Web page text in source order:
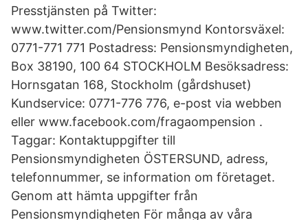
Presstjänsten på Twitter:
www.twitter.com/Pensionsmynd Kontorsväxel:
0771-771 771 Postadress: Pensionsmyndigheten,
Box 38190, 100 64 STOCKHOLM Besöksadress:
Hornsgatan 168, Stockholm (gårdshuset)
Kundservice: 0771-776 776, e-post via webben
eller www.facebook.com/fragaompension .
Taggar: Kontaktuppgifter till
Pensionsmyndigheten ÖSTERSUND, adress,
telefonnummer, se information om företaget.
Genom att hämta uppgifter från
Pensionsmyndigheten För många av våra